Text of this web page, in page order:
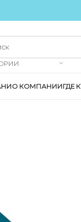
О КОМПАНИИГДЕ